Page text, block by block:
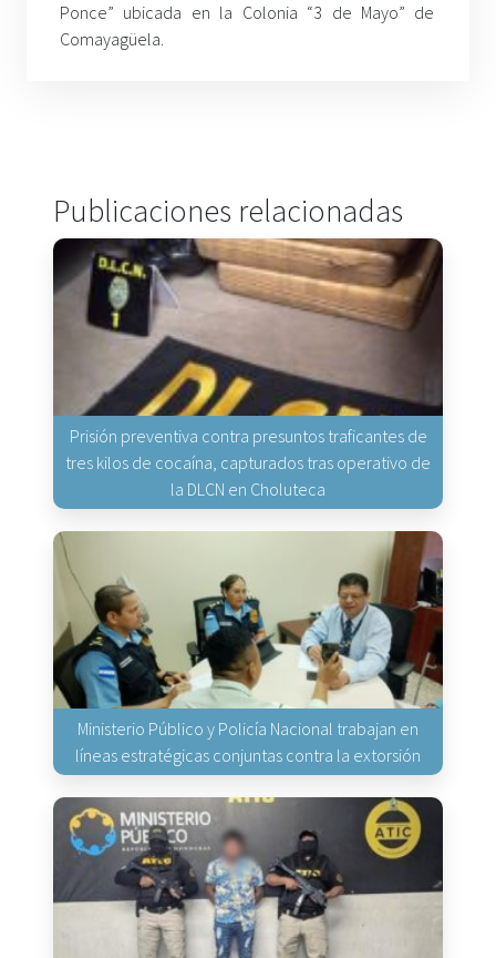
Ponce” ubicada en la Colonia “3 de Mayo” de
Comayagüela.
Publicaciones relacionadas
Prisión preventiva contra presuntos traficantes de
tres kilos de cocaína, capturados tras operativo de
la DLCN en Choluteca
Ministerio Público y Policía Nacional trabajan en
líneas estratégicas conjuntas contra la extorsión